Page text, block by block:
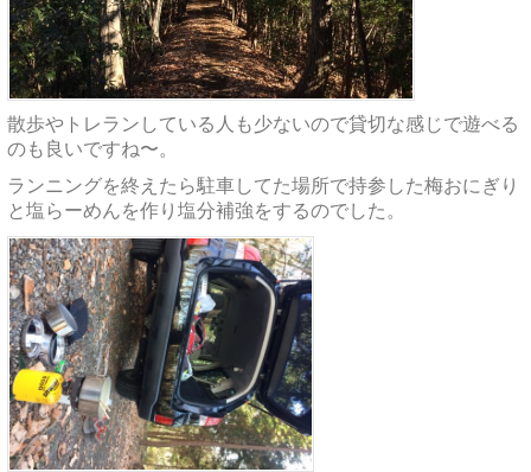
散歩やトレランしている人も少ないので貸切な感じで遊べる
のも良いですね〜。
ランニングを終えたら駐車してた場所で持参した梅おにぎり
と塩らーめんを作り塩分補強をするのでした。